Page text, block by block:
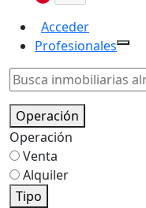
Acceder
Profesionales
Operación
Operación
Venta
Alquiler
Tipo